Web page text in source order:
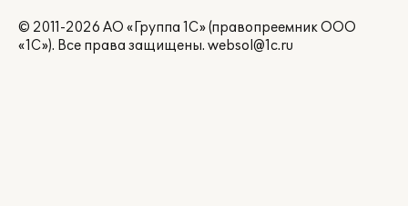
© 2011-2026 АО «Группа 1С» (правопреемник ООО
«1С»). Все права защищены. websol@1c.ru